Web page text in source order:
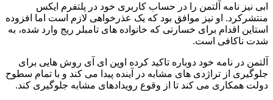
ابی نیز نامه آلتمن را در حساب کاربری خود در پلتفرم ایکس
منتشرکرد. او نیز موافق بود که یک عذرخواهی لازم است اما افزوده
استاین اقدام برای خسارتی که خانواده های تامبلر ریج وارد شده، به
شدت ناکافی است.
آلتمن در نامه خود دوباره تاکید کرده اوپن ای آی روش هایی برای
جلوگیری از تراژدی های مشابه در آینده پیدا می کند و با تمام سطوح
دولت همکاری می کند تا از وقوع رویدادهای مشابه جلوگیری کند.